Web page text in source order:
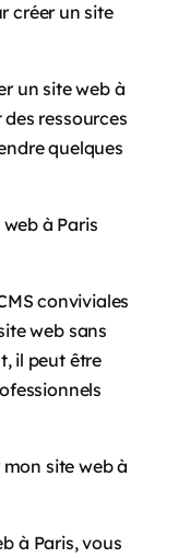
créer un site
un site web à
ressources
quelques
à Paris
conviviales
web sans
il peut être
site web à
à Paris, vous